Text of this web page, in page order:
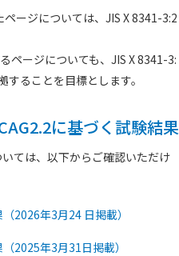
ージについては、JIS X 8341-3:2
ページについても、JIS X 8341-3:
することを目標とします。
に基づく試験結果
ては、以下からご確認いただけ
2026年3月24 日掲載）
2025年3月31日掲載）